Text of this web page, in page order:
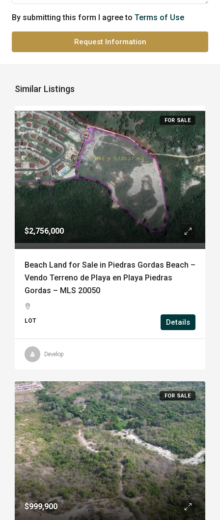
By submitting this form I agree to Terms of Use
Request Information
Similar Listings
FOR SALE
$2,756,000
Beach Land for Sale in Piedras Gordas Beach –
Vendo Terreno de Playa en Playa Piedras
Gordas – MLS 20050
LOT Details
Develop
FOR SALE
$999,900